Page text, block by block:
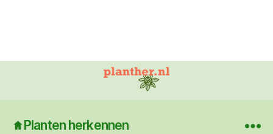
Planten herkennen